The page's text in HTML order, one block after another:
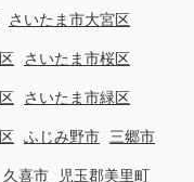
さいたま市大宮区
さいたま市桜区
さいたま市緑区
ふじみ野市 三郷市
久喜市 児玉郡美里町